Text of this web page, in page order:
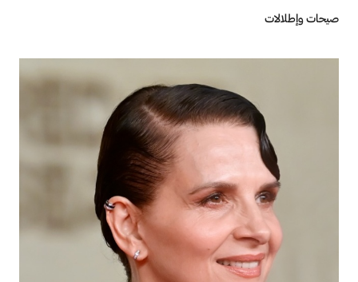
صيحات وإطلالات